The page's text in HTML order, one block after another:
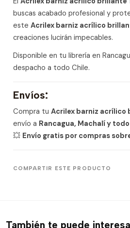
buscas acabado profesional y
este Acrilex barniz acrílico
creaciones lucirán impecables.
Disponible en tu librería en
despacho a todo Chile.
Envíos:
Compra tu Acrilex barniz acrílico
envío a Rancagua, Machalí y
💥 Envío gratis por compras
COMPARTIR ESTE PRODUCTO
También te puede